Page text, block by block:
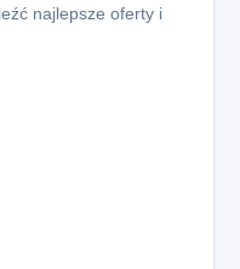
najlepsze oferty i